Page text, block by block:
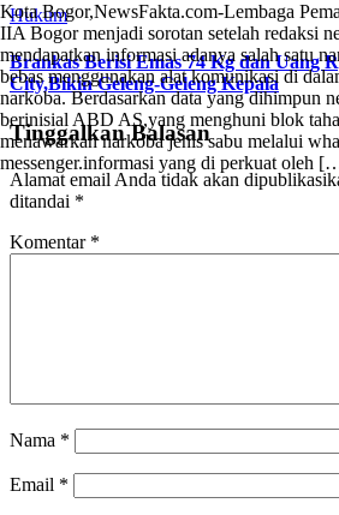
Hukum
Brankas Berisi Emas 74 Kg dan Uang
City,Bikin Geleng-Geleng Kepala
Tinggalkan Balasan
Alamat email Anda tidak akan
ditandai *
Komentar *
Nama *
Email *
Kota Bogor,NewsFakta.com-Lembaga
IIA Bogor menjadi sorotan setelah redaksi
mendapatkan informasi adanya salah satu
bebas menggunakan alat komunikasi di
narkoba. Berdasarkan data yang dihimpun
berinisial ABD AS,yang menghuni blok
menawarkan narkoba jenis sabu melalui
messenger.informasi yang di perkuat oleh